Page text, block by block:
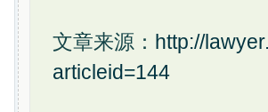
文章来源： http://
articleid=144